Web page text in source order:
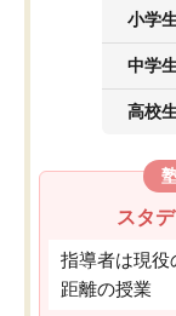
小学生
中学生
高校生
スタ
指導者は現役
距離の授業